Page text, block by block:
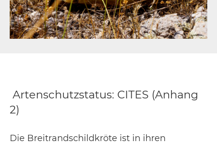
Artenschutzstatus: CITES (Anhang
2)
Die Breitrandschildkröte ist in ihren